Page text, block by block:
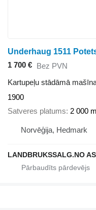
Underhaug 1511
1 700 € Bez PVN
Kartupeļu stādāmā
1900
Satveres platums 2 000
Norvēģija, Hedmark
LANDBRUKSSALG.NO AS